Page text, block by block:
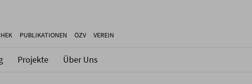
PUBLIKATIONEN ÖZV VEREIN
Projekte Über Uns